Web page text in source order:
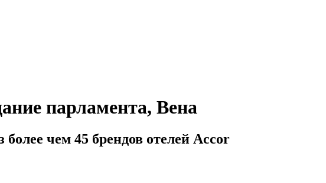
парламента, Вена
чем 45 брендов отелей Accor